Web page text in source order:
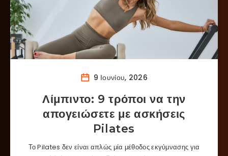
9 Ιουνίου, 2026
Λίμπιντο: 9 τρόποι να την
απογειώσετε με ασκήσεις
Pilates
Το Pilates δεν είναι απλώς μία μέθοδος εκγύμνασης για